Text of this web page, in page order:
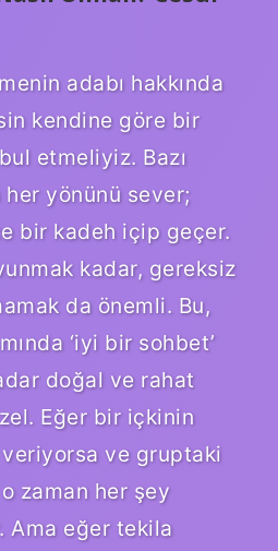
adabı hakkında
kendine göre bir
etmeliyiz. Bazı
her yönünü sever;
bir kadeh içip geçer.
kadar, gereksiz
da önemli. Bu,
‘iyi bir sohbet’
doğal ve rahat
Eğer bir içkinin
ve gruptaki
zaman her şey
Ama eğer tekila